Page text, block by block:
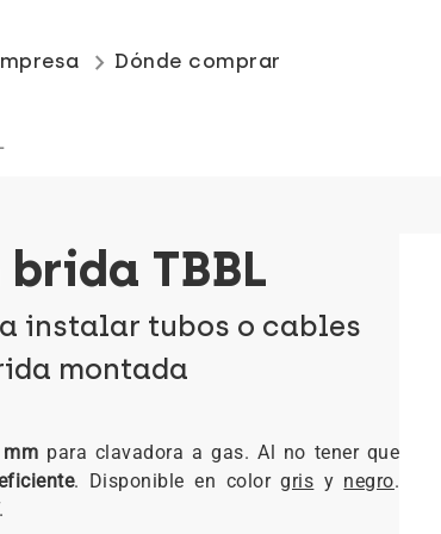
keyboard_arrow_right Dónde comprar
TBBL
instalar tubos o cables
montada
para clavadora a gas. Al no tener que
. Disponible en colorgris y negro.